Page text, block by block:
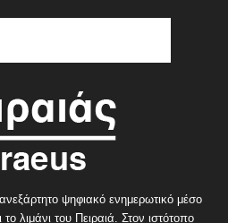
ψηφιακό ενημερωτικό μέσο
λιμάνι του Πειραιά. Στον ιστότοπο